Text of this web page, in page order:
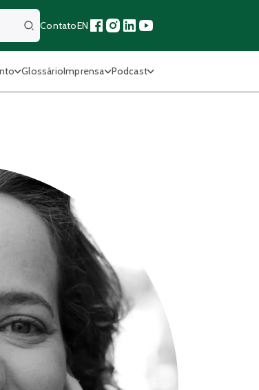
BuscarContatoEN
GlossárioImprensa Podcast